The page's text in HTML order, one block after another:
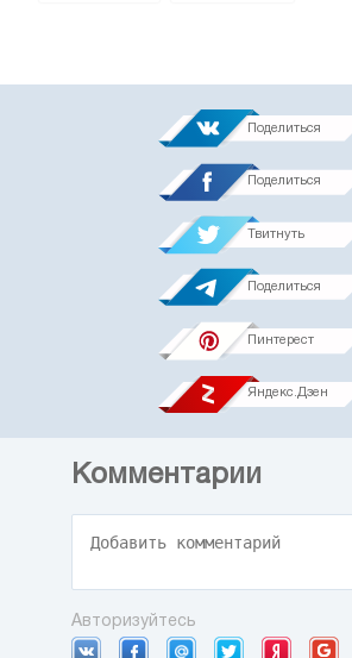
Поделиться
Поделиться
Твитнуть
Поделиться
Пинтерест
Яндекс.Дзен
Комментарии
Авторизуйтесь